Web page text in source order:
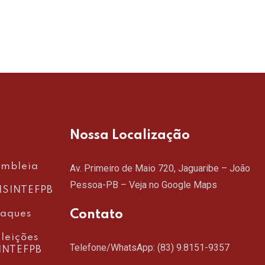
Nossa Localização
Av. Primeiro de Maio 720, Jaguaribe – João
Pessoa-PB – Veja no Google Maps
Contato
Telefone/WhatsApp: (83) 9.8151-9357